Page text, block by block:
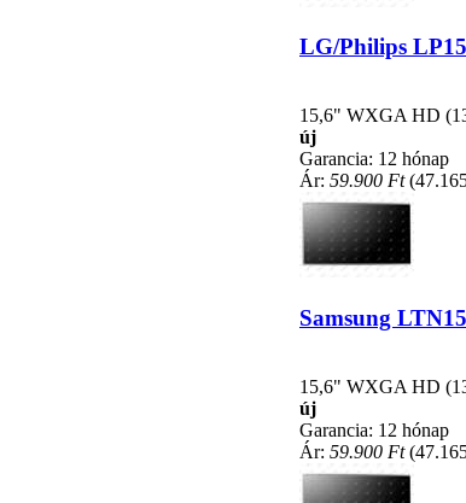
LG/Philips
15,6" WXGA HD
új
Garancia: 12 hónap
Ár: 59.900 Ft
Samsung
15,6" WXGA HD
új
Garancia: 12 hónap
Ár: 59.900 Ft